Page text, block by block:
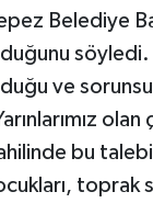
Belediye
ve
bu
toprak